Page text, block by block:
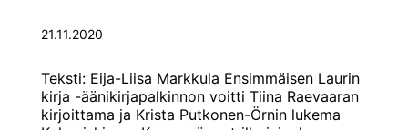
21.11.2020
Teksti: Eija-Liisa Markkula Ensimmäisen Laurin
kirja -äänikirjapalkinnon voitti Tiina Raevaaran
kirjoittama ja Krista Putkonen-Örnin lukema